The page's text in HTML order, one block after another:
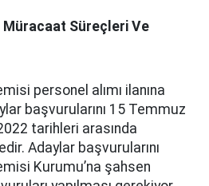
Müracaat Süreçleri Ve
personel alımı ilanına
başvurularını 15 Temmuz
tarihleri arasında
Adaylar başvurularını
Kurumu’na şahsen